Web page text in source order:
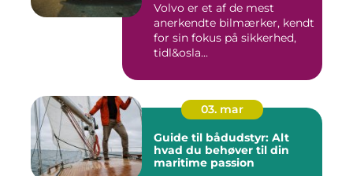
Volvo er et af de mest
anerkendte bilmærker, kendt
for sin fokus på sikkerhed,
tidl&osla...
03. mar
Guide til bådudstyr: Alt
hvad du behøver til din
maritime passion